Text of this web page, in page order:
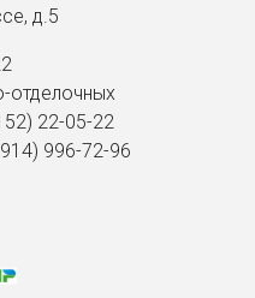
д.5
отделочных
22-05-22
996-72-96